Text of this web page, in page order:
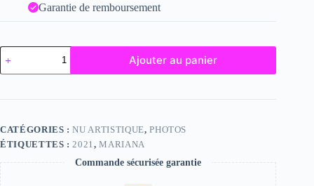
Garantie de remboursement
quantité
de
Mariana
Ajouter au panier
CATÉGORIES :NU ARTISTIQUE,PHOTOS
ÉTIQUETTES : 2021,MARIANA
Commande sécurisée garantie